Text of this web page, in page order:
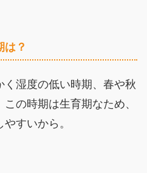
は？
湿度の低い時期、春や秋
の時期は生育期なため、
すいから。